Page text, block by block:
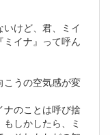
いけど、君、ミイ
イナ』って呼ん
こうの空気感が変
ナのことは呼び捨
しかしたら、ミ